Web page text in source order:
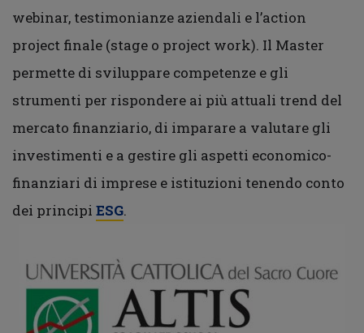
webinar, testimonianze aziendali e l’action
project finale (stage o project work). Il Master
permette di sviluppare competenze e gli
strumenti per rispondere ai più attuali trend del
mercato finanziario, di imparare a valutare gli
investimenti e a gestire gli aspetti economico-
finanziari di imprese e istituzioni tenendo conto
dei principi ESG.